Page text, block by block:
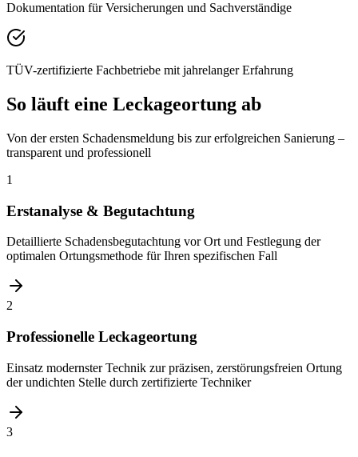
Dokumentation für Versicherungen und Sachverständige
TÜV-zertifizierte Fachbetriebe mit jahrelanger Erfahrung
So läuft eine Leckageortung ab
Von der ersten Schadensmeldung bis zur erfolgreichen Sanierung –
transparent und professionell
1
Erstanalyse & Begutachtung
Detaillierte Schadensbegutachtung vor Ort und Festlegung der
optimalen Ortungsmethode für Ihren spezifischen Fall
2
Professionelle Leckageortung
Einsatz modernster Technik zur präzisen, zerstörungsfreien Ortung
der undichten Stelle durch zertifizierte Techniker
3